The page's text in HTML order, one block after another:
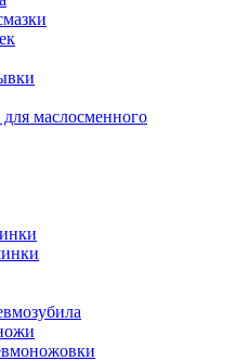
маслосменного